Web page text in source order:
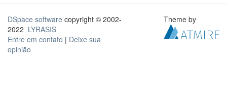
DSpace software copyright © 2002-
2022 LYRASIS
Entre em contato | Deixe sua
opinião
Theme by